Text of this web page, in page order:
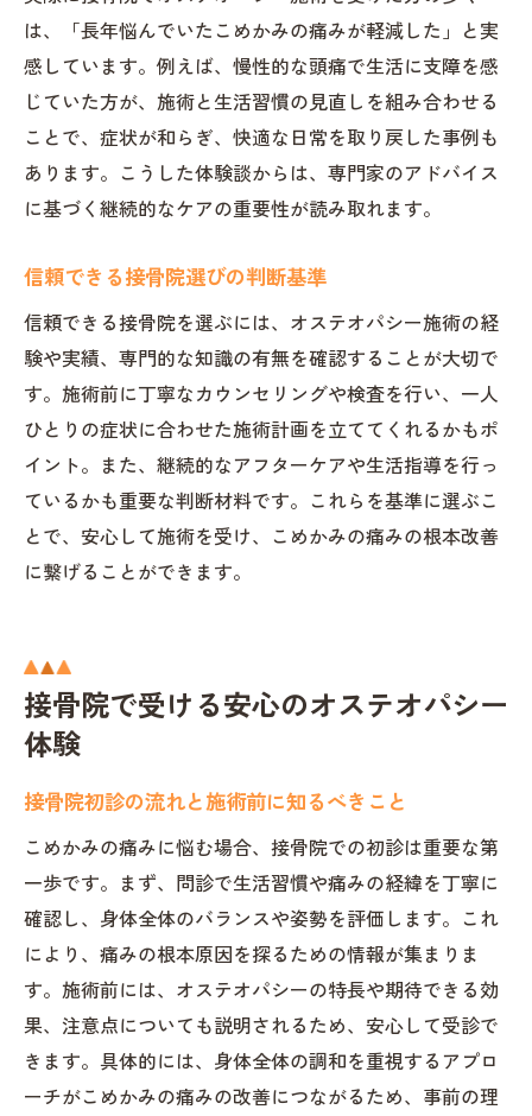
は、「長年悩んでいたこめかみの痛みが軽減した」と実
感しています。例えば、慢性的な頭痛で生活に支障を感
じていた方が、施術と生活習慣の見直しを組み合わせる
ことで、症状が和らぎ、快適な日常を取り戻した事例も
あります。こうした体験談からは、専門家のアドバイス
に基づく継続的なケアの重要性が読み取れます。
信頼できる接骨院選びの判断基準
信頼できる接骨院を選ぶには、オステオパシー施術の経
験や実績、専門的な知識の有無を確認することが大切で
す。施術前に丁寧なカウンセリングや検査を行い、一人
ひとりの症状に合わせた施術計画を立ててくれるかもポ
イント。また、継続的なアフターケアや生活指導を行っ
ているかも重要な判断材料です。これらを基準に選ぶこ
とで、安心して施術を受け、こめかみの痛みの根本改善
に繋げることができます。
接骨院で受ける安心のオステオパシー
体験
接骨院初診の流れと施術前に知るべきこと
こめかみの痛みに悩む場合、接骨院での初診は重要な第
一歩です。まず、問診で生活習慣や痛みの経緯を丁寧に
確認し、身体全体のバランスや姿勢を評価します。これ
により、痛みの根本原因を探るための情報が集まりま
す。施術前には、オステオパシーの特長や期待できる効
果、注意点についても説明されるため、安心して受診で
きます。具体的には、身体全体の調和を重視するアプロ
ーチがこめかみの痛みの改善につながるため、事前の理